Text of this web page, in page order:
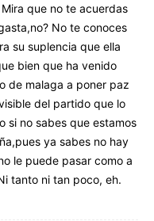
que no te acuerdas
No te conoces
su suplencia que ella
bien que ha venido
de malaga a poner paz
del partido que lo
si no sabes que estamos
ya sabes no hay
le puede pasar como a
tanto ni tan poco, eh.